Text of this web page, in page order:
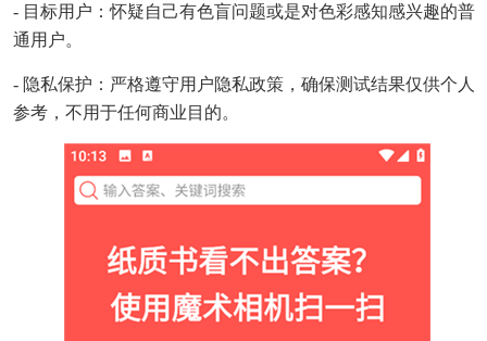
- 目标用户：怀疑自己有色盲问题或是对色彩感知感兴趣的普
通用户。
- 隐私保护：严格遵守用户隐私政策，确保测试结果仅供个人
参考，不用于任何商业目的。